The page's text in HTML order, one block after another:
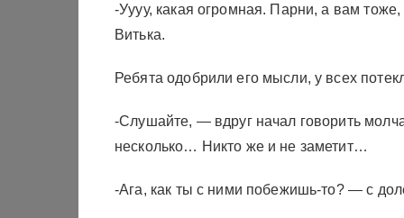
-Уууу, какая огромная. Парни, а вам
Витька.
Ребята одобрили его мысли, у всех
-Слушайте, — вдруг начал говорить
несколько… Никто же и не заметит…
-Ага, как ты с ними побежишь-то? — с